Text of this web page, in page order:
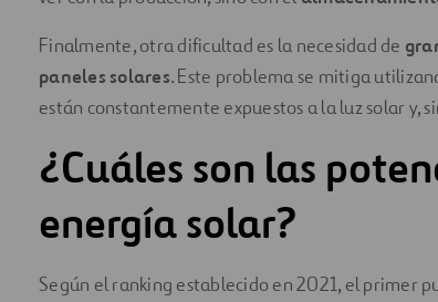
Finalmente, otra dificultad es la necesidad de
paneles solares. Este problema se mitiga
están constantemente expuestos a la luz solar y,
¿Cuáles son las
energía solar?
Según el ranking establecido en 2021, el primer